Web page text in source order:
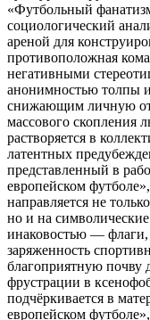
«Футбольный
социологический
ареной для
противоположная
негативными
анонимностью толпы
снижающим личную
массового скопления
растворяется в
латентных
представленный в
европейском
направляется не
но и на
инаковостью —
заряженность
благоприятную почву
фрустрации в
подчёркивается в
европейском